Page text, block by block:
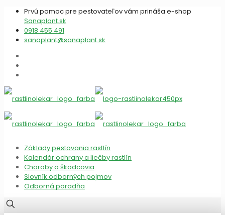
Prvú pomoc pre pestovateľov vám prináša e-shop
Sanaplant.sk
0918 455 491
sanaplant@sanaplant.sk
Základy pestovania rastlín
Kalendár ochrany a liečby rastlín
Choroby a škodcovia
Slovník odborných pojmov
Odborná poradňa